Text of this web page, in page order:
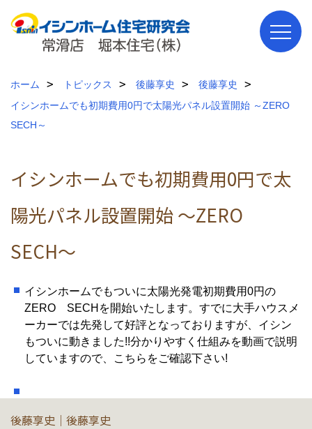
ホーム トピックス 後藤享史
後藤享史
イシンホームでも初期費用0円で太陽光パネル設置開始 ～ZERO
SECH～
イシンホームでも初期費用0円で太
陽光パネル設置開始 ～ZERO
SECH～
イシンホームでもついに太陽光発電初期費用0円の
ZERO SECHを開始いたします。すでに大手ハウスメ
ーカーでは先発して好評となっておりますが、イシン
もついに動きました!!分かりやすく仕組みを動画で説明
していますので、こちらをご確認下さい!
後藤享史｜後藤享史